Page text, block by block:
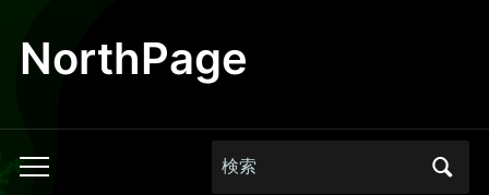
NorthPage
Toggle
Search
for: